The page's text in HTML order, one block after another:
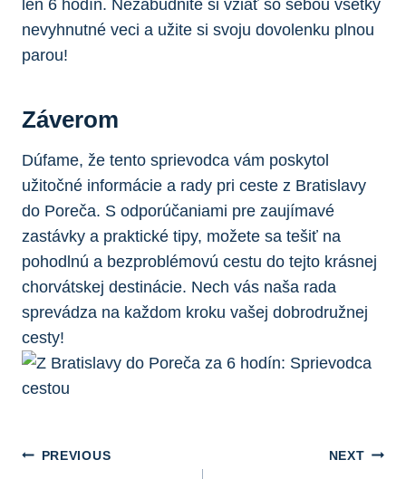
len 6 hodín. Nezabudnite si vziať so sebou všetky
nevyhnutné veci a užite si svoju dovolenku plnou
parou!
Záverom
Dúfame, že tento sprievodca vám poskytol
užitočné informácie a rady pri ceste z Bratislavy
do Poreča. S odporúčaniami pre zaujímavé
zastávky a praktické tipy, možete sa tešiť na
pohodlnú a bezproblémovú cestu do tejto krásnej
chorvátskej destinácie. Nech vás naša rada
sprevádza na každom kroku vašej dobrodružnej
cesty!
Navigácia
PREVIOUS NEXT